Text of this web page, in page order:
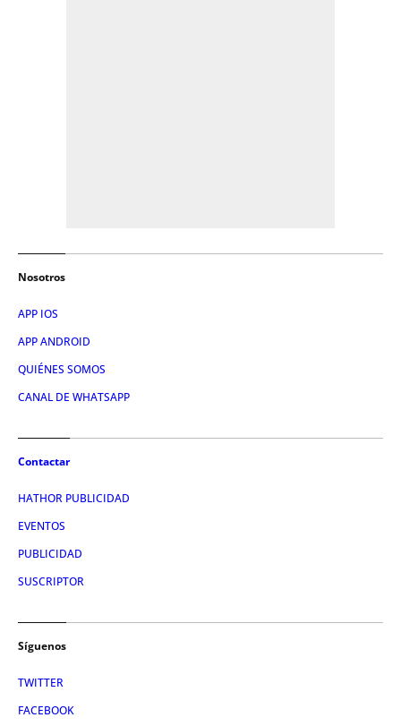
Nosotros
APP IOS
APP ANDROID
QUIÉNES SOMOS
CANAL DE WHATSAPP
Contactar
HATHOR PUBLICIDAD
EVENTOS
PUBLICIDAD
SUSCRIPTOR
Síguenos
TWITTER
FACEBOOK